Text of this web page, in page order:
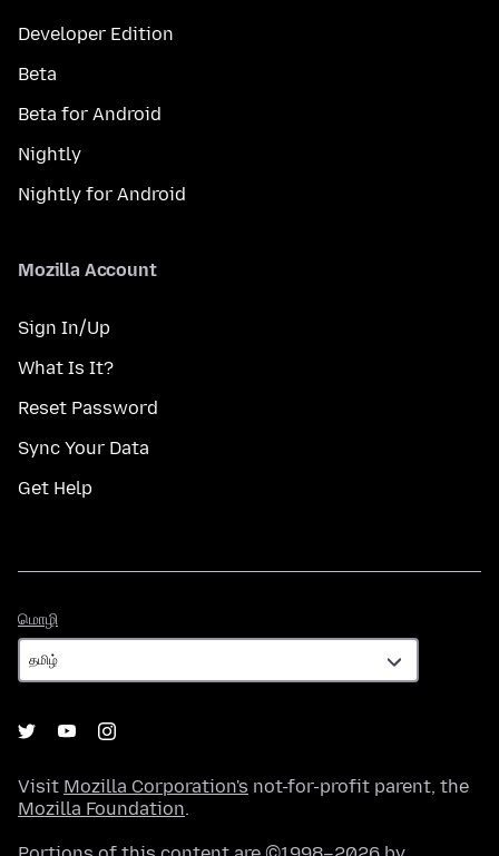
Developer Edition
Beta
Beta for Android
Nightly
Nightly for Android
Mozilla Account
Sign In/Up
What Is It?
Reset Password
Sync Your Data
Get Help
மொழி
Visit Mozilla Corporation's not-for-profit parent, the
Mozilla Foundation.